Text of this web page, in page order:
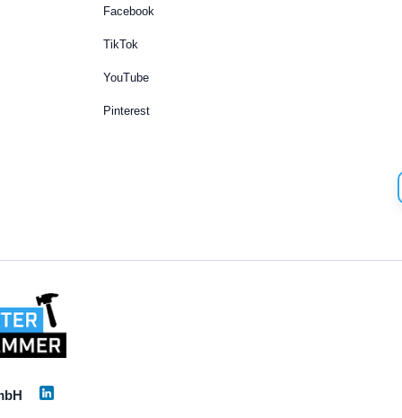
Facebook
TikTok
YouTube
Pinterest